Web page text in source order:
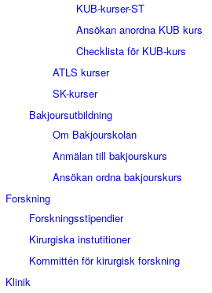
KUB-kurser-ST
Ansökan anordna KUB kurs
Checklista för KUB-kurs
ATLS kurser
SK-kurser
Bakjoursutbildning
Om Bakjourskolan
Anmälan till bakjourskurs
Ansökan ordna bakjourskurs
Forskning
Forskningsstipendier
Kirurgiska instutitioner
Kommittén för kirurgisk forskning
Klinik